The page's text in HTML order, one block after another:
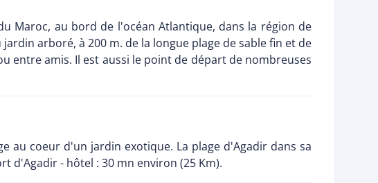
Maroc, au bord de l'océan Atlantique, dans la région de
arboré, à 200 m. de la longue plage de sable fin et de
entre amis. Il est aussi le point de départ de nombreuses
au coeur d'un jardin exotique. La plage d'Agadir dans sa
d'Agadir - hôtel : 30 mn environ (25 Km).